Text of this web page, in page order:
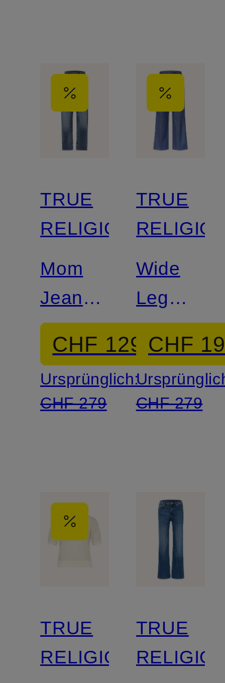
TRUE
RELIGION
Mom
Jeans
HOPE
CHF 129
Ursprünglich:
CHF 279
TRUE
Wide
Leg
Jeans
LAUREN
CHF
CHF 279
TRUE
RELIGION
TRUE